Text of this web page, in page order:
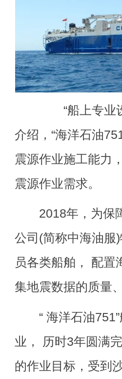
“船上专业设备
介绍，“海洋石油
震源作业施工能力
震源作业需求。
2018年，为保障
公司(简称中海油服
员各类船舶， 配置
集地震数据的质量
“ 海洋石油751”
业， 历时3年圆满
的作业目标，受到